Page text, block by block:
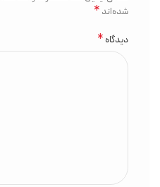
شده‌اند *
دیدگاه *